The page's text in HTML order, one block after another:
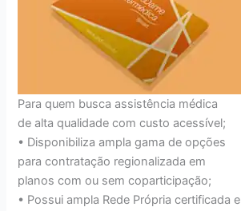
Para quem busca assistência médica
de alta qualidade com custo acessível;
• Disponibiliza ampla gama de opções
para contratação regionalizada em
planos com ou sem coparticipação;
• Possui ampla Rede Própria certificada e